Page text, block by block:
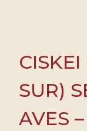
SUR)
AVES